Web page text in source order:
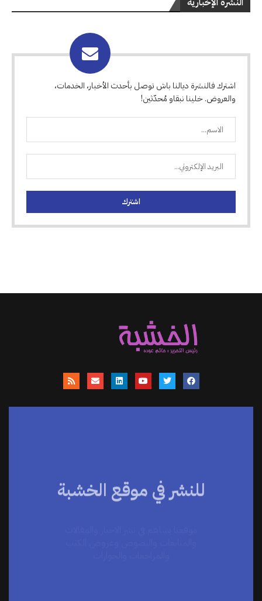
اشترك فالنشرة ديالنا باش توصل بأحدث الأخبار، الخدمات،
والعروض. خلينا نبقاو مُحدّثين!
للنشر في موقع الخشبة
موقعنا يساهم في نشر الاخبار والمقالات